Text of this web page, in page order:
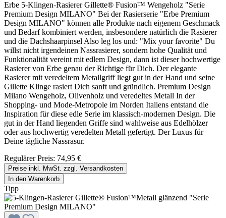
Erbe 5-Klingen-Rasierer Gillette® Fusion™ Wengeholz "Serie
Premium Design MILANO" Bei der Rasierserie "Erbe Premium
Design MILANO" können alle Produkte nach eigenem Geschmack
und Bedarf kombiniert werden, insbesondere natürlich die Rasierer
und die Dachshaarpinsel Also leg los und: "Mix your favorite" Du
willst nicht irgendeinen Nassrasierer, sondern hohe Qualität und
Funktionalität vereint mit edlem Design, dann ist dieser hochwertige
Rasierer von Erbe genau der Richtige für Dich. Der elegante
Rasierer mit veredeltem Metallgriff liegt gut in der Hand und seine
Gillette Klinge rasiert Dich sanft und gründlich. Premium Design
Milano Wengeholz, Olivenholz und veredeltes Metall In der
Shopping- und Mode-Metropole im Norden Italiens entstand die
Inspiration für diese edle Serie im klassisch-modernen Design. Die
gut in der Hand liegenden Griffe sind wahlweise aus Edelhölzer
oder aus hochwertig veredelten Metall gefertigt. Der Luxus für
Deine tägliche Nassrasur.
Regulärer Preis: 74,95 €
Preise inkl. MwSt. zzgl. Versandkosten
In den Warenkorb
Tipp